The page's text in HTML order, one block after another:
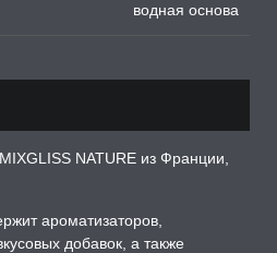
водная основа
NATURE из Франции,
ароматизаторов,
добавок, а также